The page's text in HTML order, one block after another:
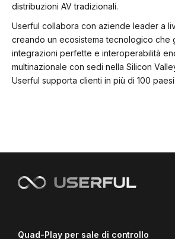
distribuzioni AV tradizionali.
Userful collabora con aziende leader a
creando un ecosistema tecnologico che
integrazioni perfette e interoperabilità
multinazionale con sedi nella Silicon
Userful supporta clienti in più di 100
Quad-Play per sale di controllo